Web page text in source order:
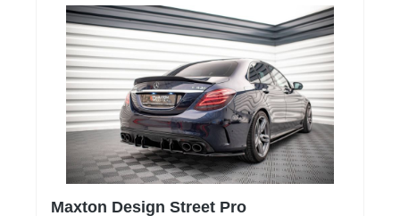
Maxton Design Street Pro